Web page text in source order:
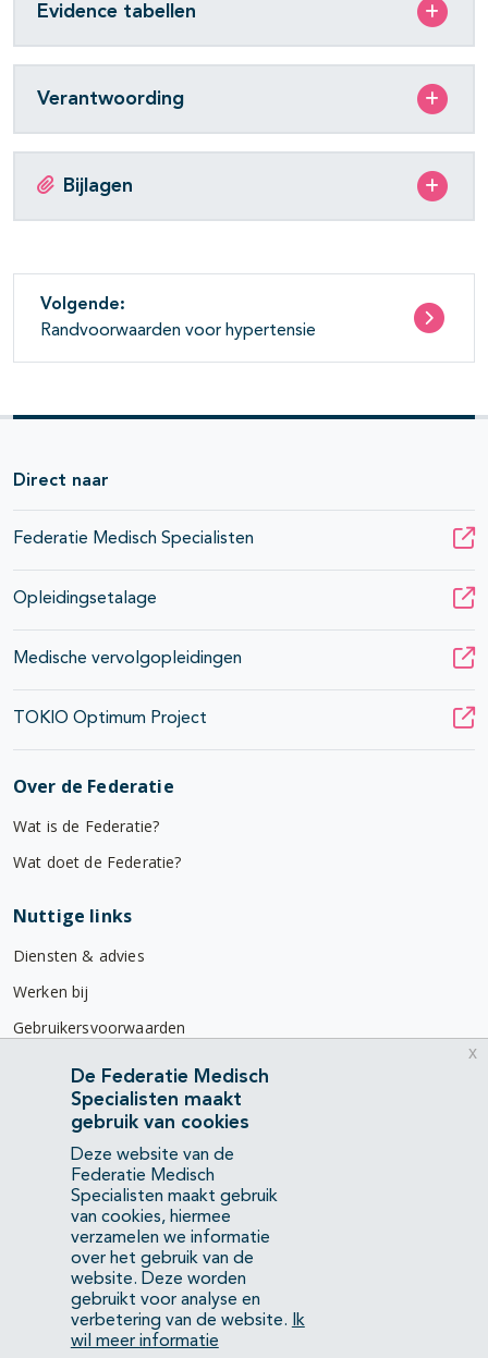
Evidence tabellen
Verantwoording
Bijlagen
Volgende:
Randvoorwaarden voor hypertensie
Direct naar
Federatie Medisch Specialisten
Opleidingsetalage
Medische vervolgopleidingen
TOKIO Optimum Project
Over de Federatie
Wat is de Federatie?
Wat doet de Federatie?
Nuttige links
Diensten & advies
Werken bij
Gebruikersvoorwaarden
Privacyverklaring
Contact
Mercatorlaan 1200
3528 BL Utrecht
(088) 505 34 34
info@richtlijnendatabase.nl
YouTubeLinkedIn
De Federatie Medisch
Specialisten maakt
gebruik van cookies
Deze website van de
Federatie Medisch
Specialisten maakt gebruik
van cookies, hiermee
verzamelen we informatie
over het gebruik van de
website. Deze worden
gebruikt voor analyse en
verbetering van de website.
Ik
wil meer informatie
x